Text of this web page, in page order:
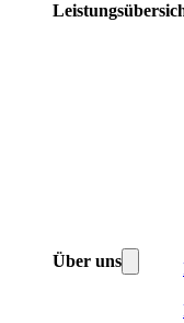
Über uns